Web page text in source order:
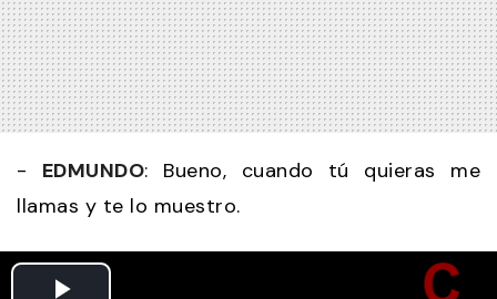
- EDMUNDO: Bueno, cuando tú quieras me
llamas y te lo muestro.